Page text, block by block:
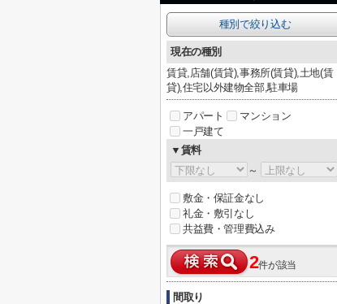
種別で絞り込む
現在の種別
賃貸,店舗(賃貸),事務所(賃貸),土地(賃
貸),住宅以外建物全部,駐車場
アパート
マンション
一戸建て
▼賃料
～
敷金・保証金なし
礼金・敷引なし
共益費・管理費込み
2件が該当
間取り